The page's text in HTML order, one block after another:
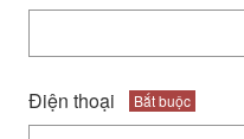
Điện thoại Bắt buộc